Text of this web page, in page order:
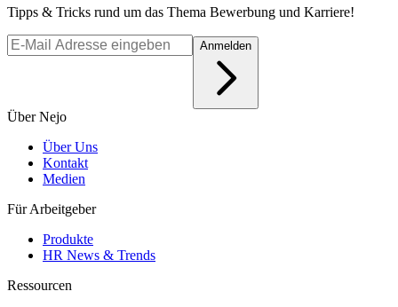
Tipps & Tricks rund um das Thema Bewerbung und Karriere!
Anmelden
Über Nejo
Über Uns
Kontakt
Medien
Für Arbeitgeber
Produkte
HR News & Trends
Ressourcen